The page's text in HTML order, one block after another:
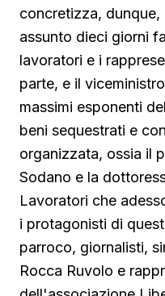
concretizza,
assunto dieci giorni
lavoratori e i
parte, e il
massimi esponenti
beni sequestrati e
organizzata, ossia il
Sodano e la
Lavoratori che
i protagonisti di
parroco, giornalisti,
Rocca Ruvolo e